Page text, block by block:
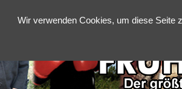
Wir verwenden Cookies, um diese Seite